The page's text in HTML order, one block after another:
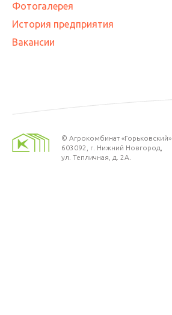
Фотогалерея
История предприятия
Вакансии
© Агрокомбинат «Горьковский»
603092, г. Нижний Новгород
ул. Тепличная, д. 2А.